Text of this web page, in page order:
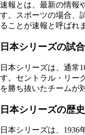
速報とは、最新の情報
す。スポーツの場合、
ることが速報と呼ばれ
日本シリーズの試
日本シリーズは、通常
す。セントラル・リー
を勝ち抜いたチームが
日本シリーズの歴
日本シリーズは、1936